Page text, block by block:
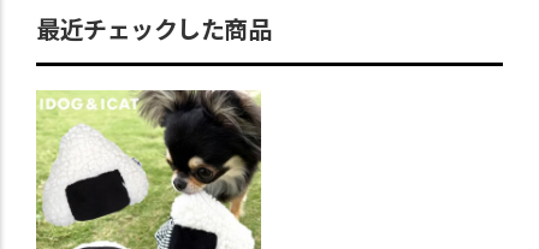
最近チェックした商品